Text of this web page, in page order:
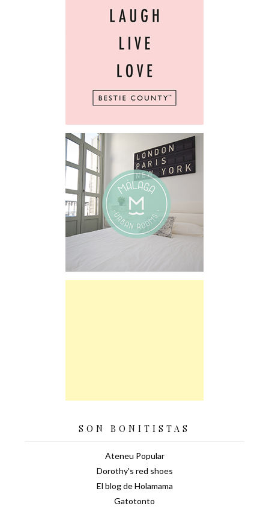
SON BONITISTAS
Ateneu Popular
Dorothy's red shoes
El blog de Holamama
Gatotonto